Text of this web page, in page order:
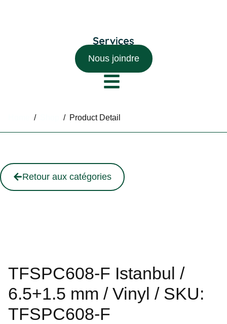
Nous joindre
/ / Product Detail
Retour aux catégories
TFSPC608-F Istanbul /
6.5+1.5 mm / Vinyl / SKU:
TFSPC608-F